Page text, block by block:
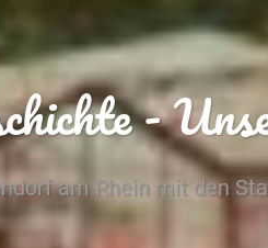
-
am Rhein mit den